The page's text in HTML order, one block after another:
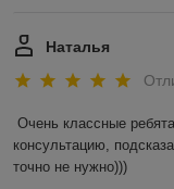
Наталья
Очень классные
консультацию,
точно не нужно)))